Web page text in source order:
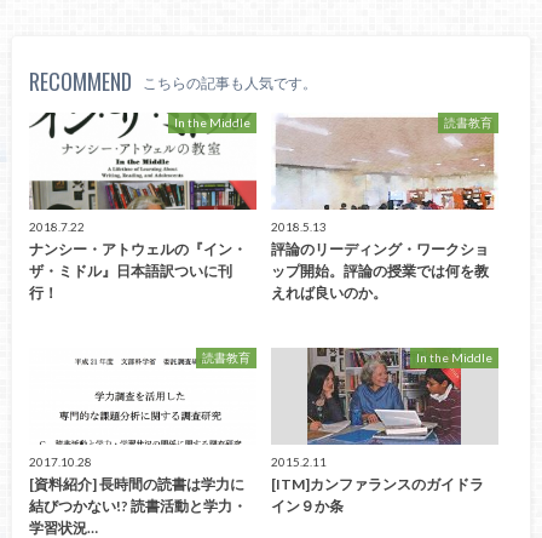
RECOMMEND こちらの記事も人気です。
In the Middle
2018.7.22
ナンシー・アトウェルの『イン・
ザ・ミドル』日本語訳ついに刊
行！
読書教育
2018.5.13
評論のリーディング・ワークショ
ップ開始。評論の授業では何を教
えれば良いのか。
読書教育
2017.10.28
[資料紹介] 長時間の読書は学力に
結びつかない!? 読書活動と学力・
学習状況…
In the Middle
2015.2.11
[ITM]カンファランスのガイドラ
イン９か条